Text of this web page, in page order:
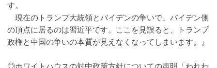
す。
現在のトランプ大統領とバイデンの争いで、バイデン側
の頂点に居るのは習近平です。ここを見誤ると、トランプ
政権と中国の争いの本質が見えなくなってしまいます。』
◎ホワイトハウスの対中政策方針についての声明「われわ